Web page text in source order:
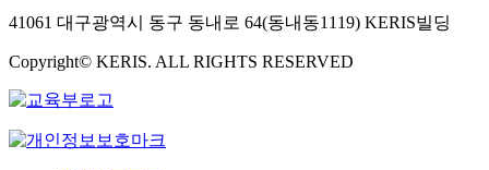
41061 대구광역시 동구 동내로 64(동내동1119) KERIS빌딩
Copyright© KERIS. ALL RIGHTS RESERVED